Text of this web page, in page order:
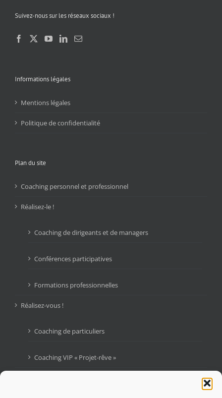
Suivez-nous sur les réseaux sociaux !
Informations légales
Mentions légales
Politique de confidentialité
Plan du site
Coaching personnel et professionnel
Réalisez-le !
Coaching de dirigeants et de managers
Conférences participatives
Formations professionnelles
Réalisez-vous !
Coaching de particuliers
Coaching VIP « Projet-rêve »